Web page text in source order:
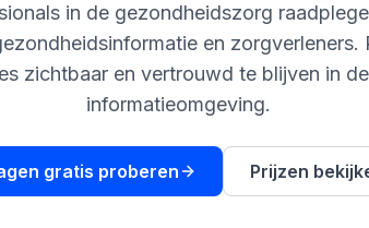
in de gezondheidszorg
en zorgverleners.
zichtbaar en vertrouwd te blijven in
informatieomgeving.
gratis proberen Prijzen